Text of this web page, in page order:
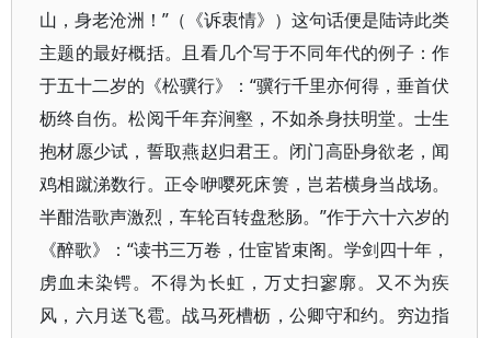
山，身老沧洲！”（《诉衷情》）这句话便是陆诗此类
主题的最好概括。且看几个写于不同年代的例子：作
于五十二岁的《松骥行》：“骥行千里亦何得，垂首伏
枥终自伤。松阅千年弃涧壑，不如杀身扶明堂。士生
抱材愿少试，誓取燕赵归君王。闭门高卧身欲老，闻
鸡相蹴涕数行。正令咿嘤死床箦，岂若横身当战场。
半酣浩歌声激烈，车轮百转盘愁肠。”作于六十六岁的
《醉歌》：“读书三万卷，仕宦皆束阁。学剑四十年，
虏血未染锷。不得为长虹，万丈扫寥廓。又不为疾
风，六月送飞雹。战马死槽枥，公卿守和约。穷边指